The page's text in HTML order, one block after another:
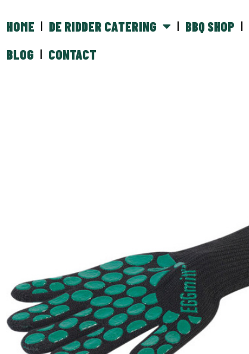
HOME DE RIDDER CATERING BBQ SHOP
BLOG
CONTACT